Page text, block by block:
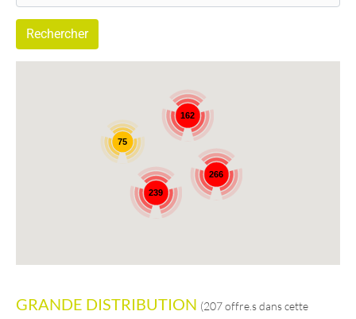
266
239
162
75
GRANDE DISTRIBUTION (207 offre.s dans cette